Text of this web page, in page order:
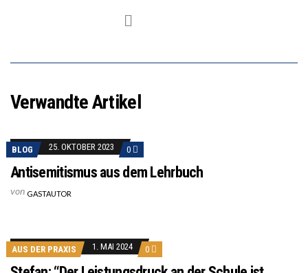
Verwandte Artikel
BLOG 25. OKTOBER 2023 0
Antisemitismus aus dem Lehrbuch
von GASTAUTOR
AUS DER PRAXIS 1. MAI 2024 0